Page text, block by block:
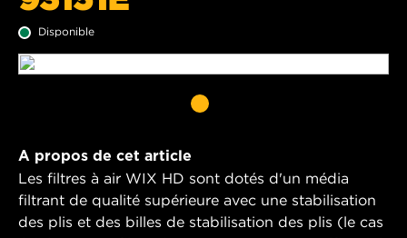
Disponible
A propos de cet article
Les filtres à air WIX HD sont dotés d'un média
filtrant de qualité supérieure avec une stabilisation
des plis et des billes de stabilisation des plis (le cas